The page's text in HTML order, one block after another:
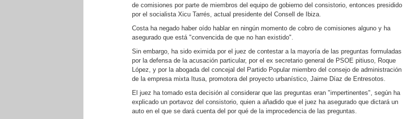
de comisiones por parte de miembros del equipo de gobierno del consistorio, entonces presidido
por el socialista Xicu Tarrés, actual presidente del Consell de Ibiza.
Costa ha negado haber oído hablar en ningún momento de cobro de comisiones alguno y ha
asegurado que está "convencida de que no han existido".
Sin embargo, ha sido eximida por el juez de contestar a la mayoría de las preguntas formuladas
por la defensa de la acusación particular, por el ex secretario general de PSOE pitiuso, Roque
López, y por la abogada del concejal del Partido Popular miembro del consejo de administración
de la empresa mixta Itusa, promotora del proyecto urbanístico, Jaime Díaz de Entresotos.
El juez ha tomado esta decisión al considerar que las preguntas eran "impertinentes", según ha
explicado un portavoz del consistorio, quien a añadido que el juez ha asegurado que dictará un
auto en el que se dará cuenta del por qué de la improcedencia de las preguntas.